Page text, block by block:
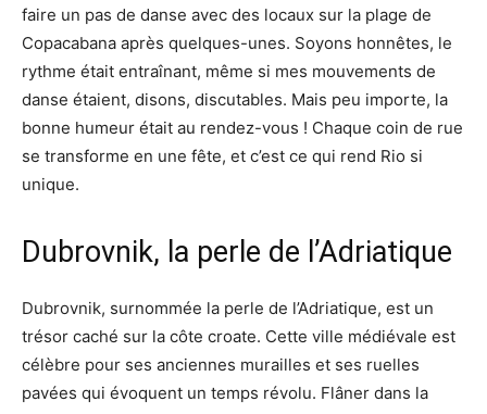
faire un pas de danse avec des locaux sur la plage de
Copacabana après quelques-unes. Soyons honnêtes, le
rythme était entraînant, même si mes mouvements de
danse étaient, disons, discutables. Mais peu importe, la
bonne humeur était au rendez-vous ! Chaque coin de rue
se transforme en une fête, et c’est ce qui rend Rio si
unique.
Dubrovnik, la perle de l’Adriatique
Dubrovnik, surnommée la perle de l’Adriatique, est un
trésor caché sur la côte croate. Cette ville médiévale est
célèbre pour ses anciennes murailles et ses ruelles
pavées qui évoquent un temps révolu. Flâner dans la